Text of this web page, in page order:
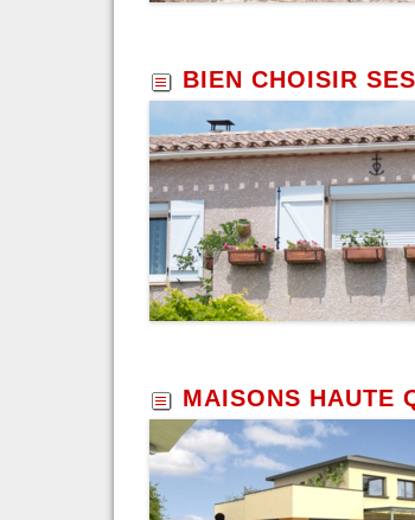
BIEN CHOISIR
MAISONS HAUTE